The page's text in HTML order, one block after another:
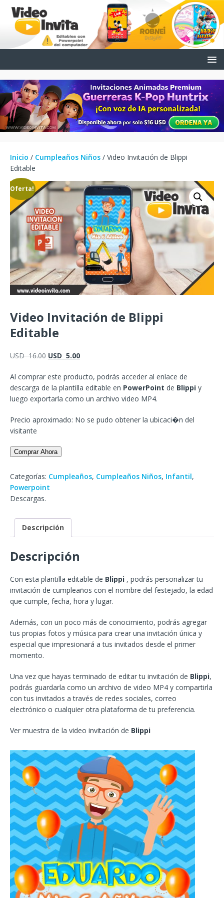
Inicio / Cumpleaños Niños / Video Invitación de Blippi
Editable
¡Oferta!
Video Invitación de Blippi
Editable
USD16.00 USD 5.00
Al comprar este producto, podrás acceder al enlace de
descarga de la plantilla editable en PowerPoint de Blippi y
luego exportarla como un archivo video MP4.
Precio aproximado: No se pudo obtener la ubicaci�n del
visitante
Comprar Ahora
Categorías: Cumpleaños, Cumpleaños Niños, Infantil,
Powerpoint
Descargas.
Descripción
Descripción
Con esta plantilla editable de Blippi , podrás personalizar tu
invitación de cumpleaños con el nombre del festejado, la edad
que cumple, fecha, hora y lugar.
Además, con un poco más de conocimiento, podrás agregar
tus propias fotos y música para crear una invitación única y
especial que impresionará a tus invitados desde el primer
momento.
Una vez que hayas terminado de editar tu invitación de Blippi,
podrás guardarla como un archivo de video MP4 y compartirla
con tus invitados a través de redes sociales, correo
electrónico o cualquier otra plataforma de tu preferencia.
Ver muestra de la video invitación de Blippi